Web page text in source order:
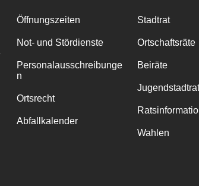
Öffnungszeiten
Not- und Stördienste
Personalausschreibunge
n
Ortsrecht
Abfallkalender
Stadtrat
Ortschaftsräte
Beiräte
Wahlen